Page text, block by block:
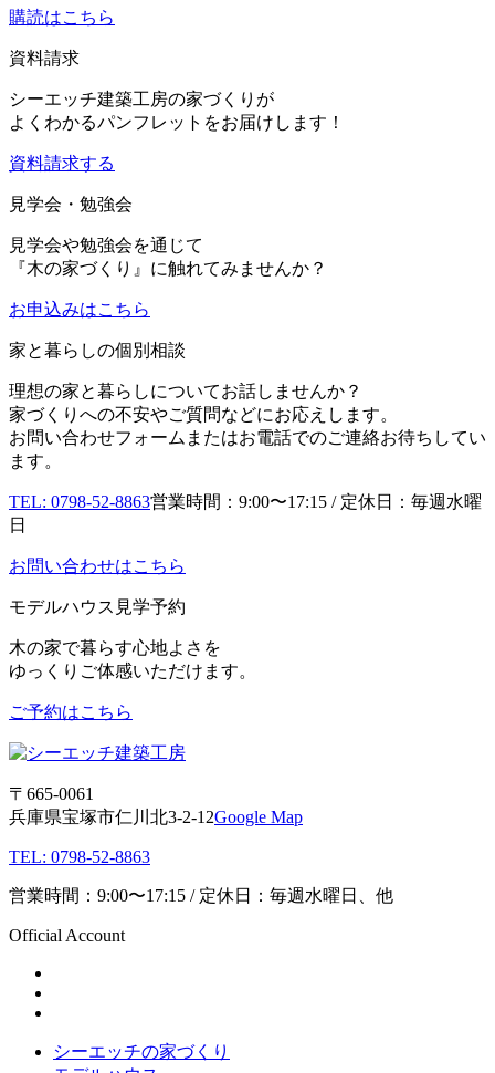
購読はこちら
資料請求
シーエッチ建築工房の家づくりが
よくわかるパンフレットをお届けします！
資料請求する
見学会・勉強会
見学会や勉強会を通じて
『木の家づくり』に触れてみませんか？
お申込みはこちら
家と暮らしの個別相談
理想の家と暮らしについてお話しませんか？
家づくりへの不安やご質問などにお応えします。
お問い合わせフォームまたはお電話でのご連絡お待ちしてい
ます。
TEL: 0798-52-8863営業時間：9:00〜17:15 / 定休日：毎週水曜
日
お問い合わせはこちら
モデルハウス見学予約
木の家で暮らす心地よさを
ゆっくりご体感いただけます。
ご予約はこちら
〒665-0061
兵庫県宝塚市仁川北3-2-12Google Map
TEL: 0798-52-8863
営業時間：9:00〜17:15 / 定休日：毎週水曜日、他
Official Account
シーエッチの家づくり